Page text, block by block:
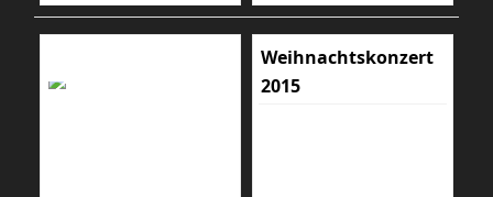
Weihnachtskonzert
2015